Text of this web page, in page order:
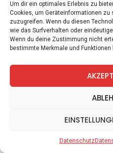
Um dir ein optimales Erlebnis zu
Cookies, um Geräteinformationen
zuzugreifen. Wenn du diesen
wie das Surfverhalten oder
Wenn du deine Zustimmung nicht
bestimmte Merkmale und
Datenschutz
Spiele Zitate Kontakt